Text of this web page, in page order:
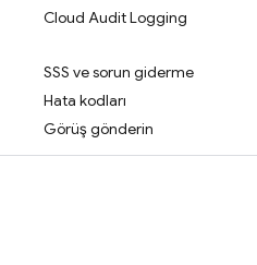
Cloud Audit Logging
SSS ve sorun giderme
Hata kodları
Görüş gönderin